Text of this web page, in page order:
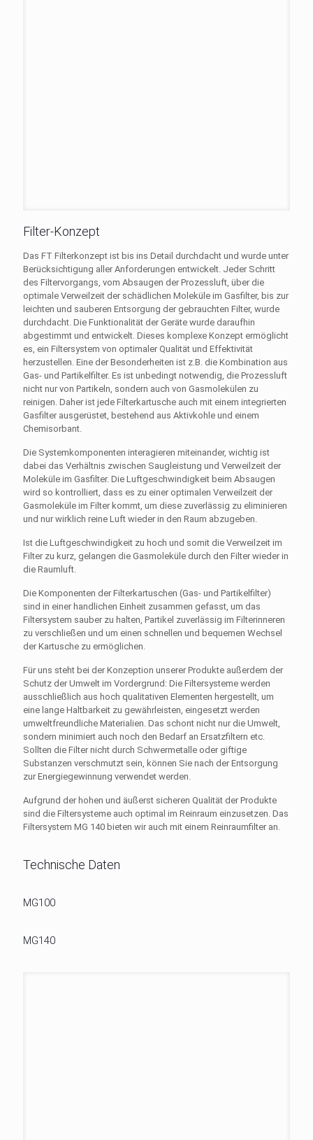
Filter-Konzept
Das FT Filterkonzept ist bis ins Detail durchdacht und wurde unter
Berücksichtigung aller Anforderungen entwickelt. Jeder Schritt
des Filtervorgangs, vom Absaugen der Prozessluft, über die
optimale Verweilzeit der schädlichen Moleküle im Gasfilter, bis zur
leichten und sauberen Entsorgung der gebrauchten Filter, wurde
durchdacht. Die Funktionalität der Geräte wurde daraufhin
abgestimmt und entwickelt. Dieses komplexe Konzept ermöglicht
es, ein Filtersystem von optimaler Qualität und Effektivität
herzustellen. Eine der Besonderheiten ist z.B. die Kombination aus
Gas- und Partikelfilter. Es ist unbedingt notwendig, die Prozessluft
nicht nur von Partikeln, sondern auch von Gasmolekülen zu
reinigen. Daher ist jede Filterkartusche auch mit einem integrierten
Gasfilter ausgerüstet, bestehend aus Aktivkohle und einem
Chemisorbant.
Die Systemkomponenten interagieren miteinander, wichtig ist
dabei das Verhältnis zwischen Saugleistung und Verweilzeit der
Moleküle im Gasfilter. Die Luftgeschwindigkeit beim Absaugen
wird so kontrolliert, dass es zu einer optimalen Verweilzeit der
Gasmoleküle im Filter kommt, um diese zuverlässig zu eliminieren
und nur wirklich reine Luft wieder in den Raum abzugeben.
Ist die Luftgeschwindigkeit zu hoch und somit die Verweilzeit im
Filter zu kurz, gelangen die Gasmoleküle durch den Filter wieder in
die Raumluft.
Die Komponenten der Filterkartuschen (Gas- und Partikelfilter)
sind in einer handlichen Einheit zusammen gefasst, um das
Filtersystem sauber zu halten, Partikel zuverlässig im Filterinneren
zu verschließen und um einen schnellen und bequemen Wechsel
der Kartusche zu ermöglichen.
Für uns steht bei der Konzeption unserer Produkte außerdem der
Schutz der Umwelt im Vordergrund: Die Filtersysteme werden
ausschließlich aus hoch qualitativen Elementen hergestellt, um
eine lange Haltbarkeit zu gewährleisten, eingesetzt werden
umweltfreundliche Materialien. Das schont nicht nur die Umwelt,
sondern minimiert auch noch den Bedarf an Ersatzfiltern etc.
Sollten die Filter nicht durch Schwermetalle oder giftige
Substanzen verschmutzt sein, können Sie nach der Entsorgung
zur Energiegewinnung verwendet werden.
Aufgrund der hohen und äußerst sicheren Qualität der Produkte
sind die Filtersysteme auch optimal im Reinraum einzusetzen. Das
Filtersystem MG 140 bieten wir auch mit einem Reinraumfilter an.
Technische Daten
MG100
MG140